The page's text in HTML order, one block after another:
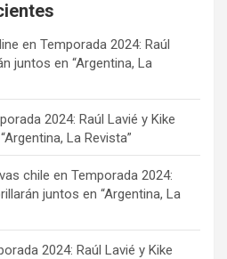
en Temporada 2024: Raúl
juntos en “Argentina, La
2024: Raúl Lavié y Kike
La Revista”
chile en Temporada 2024:
juntos en “Argentina, La
2024: Raúl Lavié y Kike